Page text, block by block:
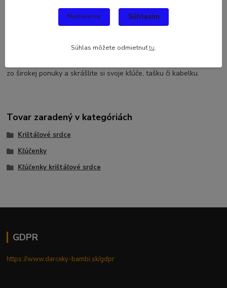
Kompletné špecifikácie
by nemala chýbať na kľúčoch žiadnej dcére. Krištáľové srdce sa dá
zo širokej ponuky a skrášlite si svoje kľúče, tašku či kabelku.
Tovar zaradený v kategóriách
Krištáľové srdce
Kľúčenky
Kľúčenky krištáľové srdce
GDPR
https://www.darceky-bambi.sk/gdpr
Nastavenia Súhlasím
Súhlas môžete odmietnuťtu.